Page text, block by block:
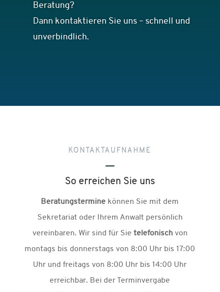
Beratung?
Dann kontaktieren Sie uns – schnell und
unverbindlich.
KONTAKTAUFNAHME
So erreichen Sie uns
Beratungstermine können Sie mit dem
Sekretariat oder Ihrem Anwalt persönlich
vereinbaren. Wir sind für Sie telefonisch von
montags bis donnerstags von 8:00 Uhr bis 17:00
Uhr und freitags von 8:00 Uhr bis 14:00 Uhr
erreichbar. Bei der Terminvergabe